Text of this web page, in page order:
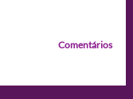
Comentários